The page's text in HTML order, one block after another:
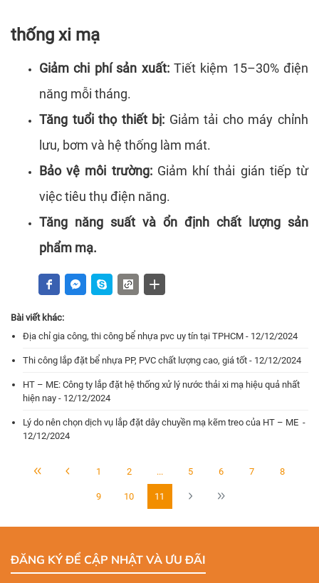
thống xi mạ
Giảm chi phí sản xuất:Tiết kiệm 15–30% điện
năng mỗi tháng.
Tăng tuổi thọ thiết bị: Giảm tải cho máy chỉnh
lưu, bơm và hệ thống làm mát.
Bảo vệ môi trường:Giảm khí thải gián tiếp từ
việc tiêu thụ điện năng.
Tăng năng suất và ổn định chất lượng sản
phẩm mạ.
Bài viết khác:
Địa chỉ gia công, thi công bể nhựa pvc uy tín tại TPHCM - 12/12/2024
Thi công lắp đặt bể nhựa PP, PVC chất lượng cao, giá tốt - 12/12/2024
HT – ME: Công ty lắp đặt hệ thống xử lý nước thải xi mạ hiệu quả nhất
hiện nay - 12/12/2024
Lý do nên chọn dịch vụ lắp đặt dây chuyền mạ kẽm treo của HT – ME -
12/12/2024
1 2 ... 5 6 7 8
9 10 11
ĐĂNG KÝ ĐỂ CẬP NHẬT VÀ ƯU ĐÃI